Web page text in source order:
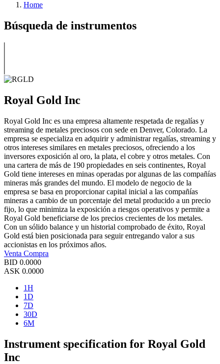
Home
Búsqueda de instrumentos
Royal Gold Inc
Royal Gold Inc es una empresa altamente respetada de regalías y
streaming de metales preciosos con sede en Denver, Colorado. La
empresa se especializa en adquirir y administrar regalías, streaming y
otros intereses similares en metales preciosos, ofreciendo a los
inversores exposición al oro, la plata, el cobre y otros metales. Con
una cartera de más de 190 propiedades en seis continentes, Royal
Gold tiene intereses en minas operadas por algunas de las compañías
mineras más grandes del mundo. El modelo de negocio de la
empresa se basa en proporcionar capital inicial a las compañías
mineras a cambio de un porcentaje del metal producido a un precio
fijo, lo que minimiza la exposición a riesgos operativos y permite a
Royal Gold beneficiarse de los precios crecientes de los metales.
Con un sólido balance y un historial comprobado de éxito, Royal
Gold está bien posicionada para seguir entregando valor a sus
accionistas en los próximos años.
Venta Compra
BID 0.0000
ASK 0.0000
1H
1D
7D
30D
6M
Instrument specification for Royal Gold
Inc